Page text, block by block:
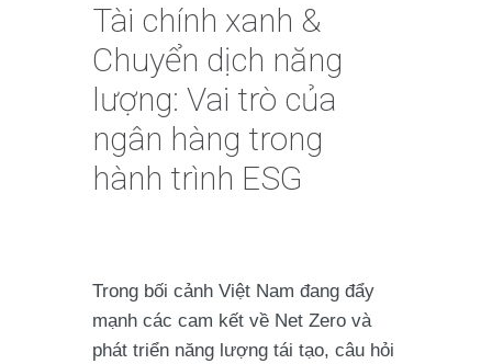
Tài chính xanh &
Chuyển dịch năng
lượng: Vai trò của
ngân hàng trong
hành trình ESG
Trong bối cảnh Việt Nam đang đẩy
mạnh các cam kết về Net Zero và
phát triển năng lượng tái tạo, câu hỏi